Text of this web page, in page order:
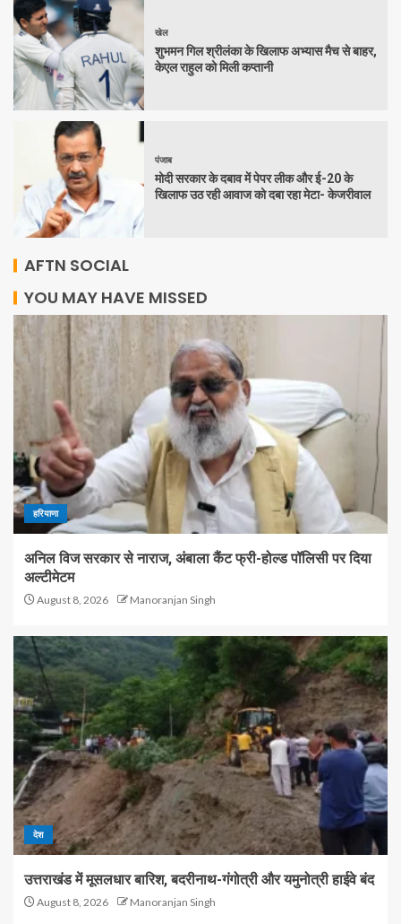
खेल
शुभमन गिल श्रीलंका के खिलाफ अभ्यास मैच से बाहर,
केएल राहुल को मिली कप्तानी
पंजाब
मोदी सरकार के दबाव में पेपर लीक और ई-20 के
खिलाफ उठ रही आवाज को दबा रहा मेटा- केजरीवाल
AFTN SOCIAL
YOU MAY HAVE MISSED
हरियाणा
अनिल विज सरकार से नाराज, अंबाला कैंट फ्री-होल्ड पॉलिसी पर दिया
अल्टीमेटम
August 8, 2026 Manoranjan Singh
देश
उत्तराखंड में मूसलधार बारिश, बदरीनाथ-गंगोत्री और यमुनोत्री हाईवे बंद
August 8, 2026 Manoranjan Singh